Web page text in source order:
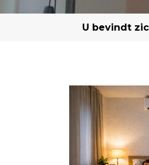
U bevindt